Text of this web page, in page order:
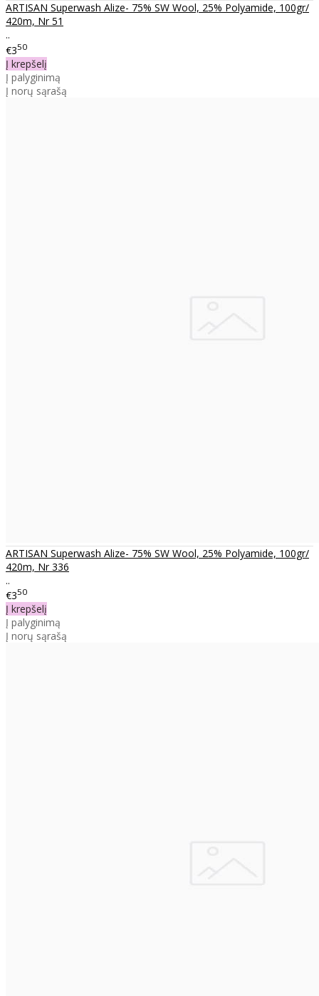
ARTISAN Superwash Alize- 75% SW Wool, 25% Polyamide, 100gr/
420m, Nr 51
..
€350
Į krepšelį
Į palyginimą
Į norų sąrašą
ARTISAN Superwash Alize- 75% SW Wool, 25% Polyamide, 100gr/
420m, Nr 336
..
€350
Į krepšelį
Į palyginimą
Į norų sąrašą